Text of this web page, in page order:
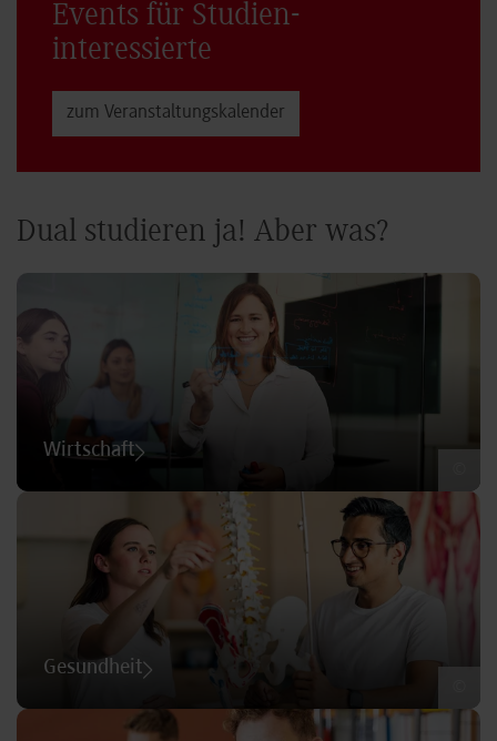
Events für Studien­
interessierte
zum Veranstaltungs­kalender
Dual studieren ja! Aber was?
Wirtschaft
Gesundheit